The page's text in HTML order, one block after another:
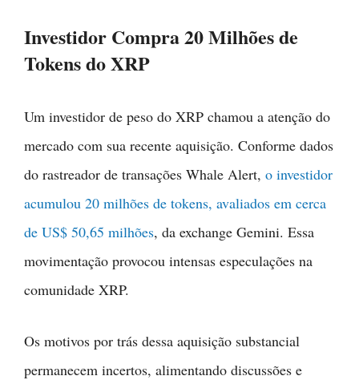
Investidor Compra 20 Milhões de
Tokens do XRP
Um investidor de peso do XRP chamou a atenção do
mercado com sua recente aquisição. Conforme dados
do rastreador de transações Whale Alert, o investidor
acumulou 20 milhões de tokens, avaliados em cerca
de US$ 50,65 milhões, da exchange Gemini. Essa
movimentação provocou intensas especulações na
comunidade XRP.
Os motivos por trás dessa aquisição substancial
permanecem incertos, alimentando discussões e